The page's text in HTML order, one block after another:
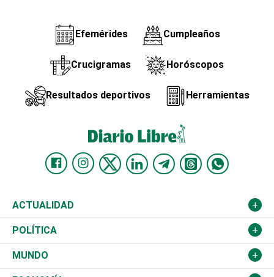
Efemérides Cumpleaños
Crucigramas Horóscopos
Resultados deportivos Herramientas
ACTUALIDAD
Nacional
Ciudad
POLÍTICA
Partidos
MUNDO